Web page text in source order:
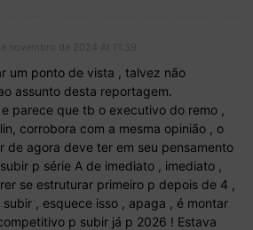
um ponto de vista , talvez não
assunto desta reportagem.
parece que tb o executivo do remo ,
corrobora com a mesma opinião , o
de agora deve ter em seu pensamento
p série A de imediato , imediato ,
se estruturar primeiro p depois de 4 ,
, esquece isso , apaga , é montar
p subir já p 2026 ! Estava